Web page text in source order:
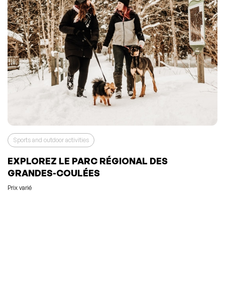
Sports and outdoor activities
EXPLOREZ LE PARC RÉGIONAL DES
GRANDES-COULÉES
Prix varié